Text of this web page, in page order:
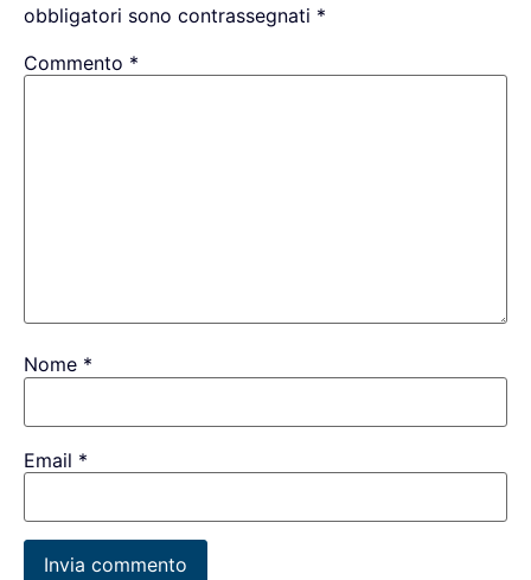
obbligatori sono contrassegnati *
Commento *
Nome *
Email *